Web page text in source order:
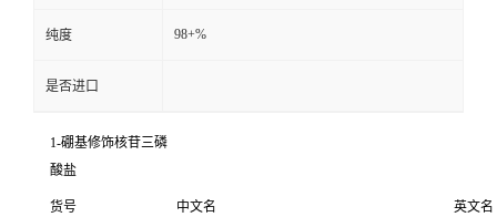
纯度 98+%
是否进口
1-硼基修饰核苷三磷
酸盐
货号 中文名 英文名